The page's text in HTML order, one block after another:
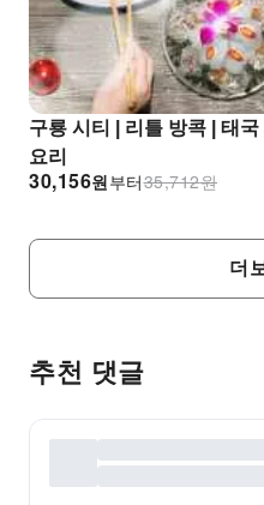
구룡 시티 | 리틀 방콕 | 태
요리
원
30,156 부터 원
35,712
더
추천 댓글